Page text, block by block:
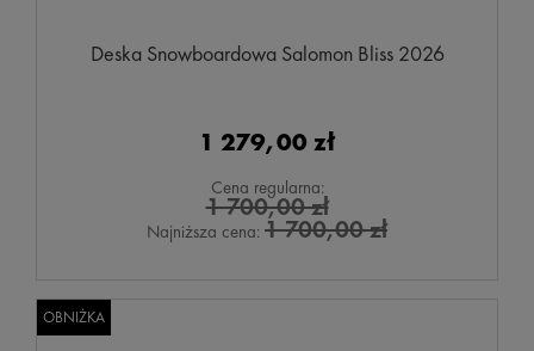
Deska Snowboardowa Salomon Bliss 2026
1 279,00 zł
Cena regularna:
1 700,00 zł
Najniższa cena: 1 700,00 zł
OBNIŻKA